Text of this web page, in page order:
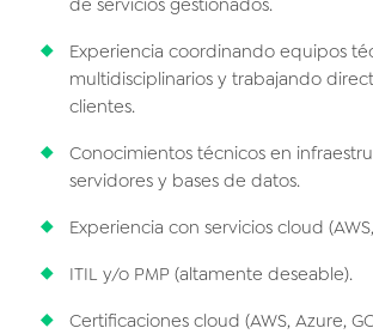
de servicios gestionados.
Experiencia coordinando equipos
multidisciplinarios y trabajando
clientes.
Conocimientos técnicos en
servidores y bases de datos.
Experiencia con servicios cloud
ITIL y/o PMP (altamente deseable).
Certificaciones cloud (AWS, Azure,